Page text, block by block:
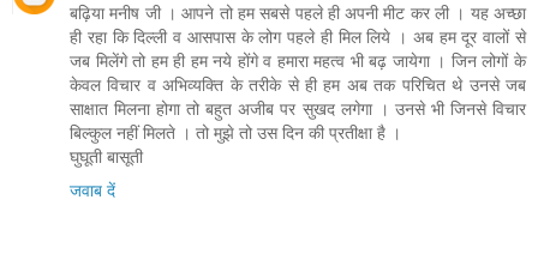
बढ़िया मनीष जी । आपने तो हम सबसे पहले ही अपनी मीट कर ली । यह अच्छा
ही रहा कि दिल्ली व आसपास के लोग पहले ही मिल लिये । अब हम दूर वालों से
जब मिलेंगे तो हम ही हम नये होंगे व हमारा महत्व भी बढ़ जायेगा । जिन लोगों के
केवल विचार व अभिव्यक्ति के तरीके से ही हम अब तक परिचित थे उनसे जब
साक्षात मिलना होगा तो बहुत अजीब पर सुखद लगेगा । उनसे भी जिनसे विचार
बिल्कुल नहीं मिलते । तो मुझे तो उस दिन की प्रतीक्षा है ।
घुघूती बासूती
जवाब दें